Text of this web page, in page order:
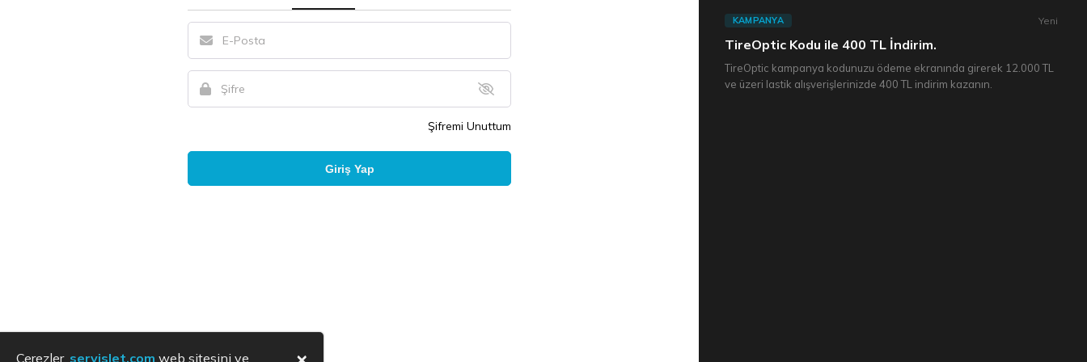
Şifremi Unuttum
Giriş Yap
KAMPANYA Yeni
TireOptic Kodu ile 400 TL İndirim.
TireOptic kampanya kodunuzu ödeme ekranında girerek 12.000 TL
ve üzeri lastik alışverişlerinizde 400 TL indirim kazanın.
Çerezler, servislet.com web sitesini ve